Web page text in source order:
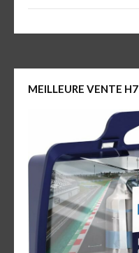
MEILLEURE VENTE H7